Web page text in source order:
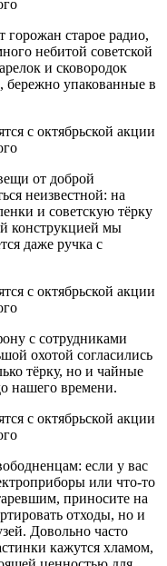
старое радио,
небитой советской
и сковородок
упакованные в
от доброй
неизвестной: на
и советскую тёрку
конструкцией мы
даже ручка с
с сотрудниками
охотой согласились
тёрку, но и чайные
нашего времени.
если у вас
или что-то
приносите на
отходы, но и
Довольно часто
кажутся хламом,